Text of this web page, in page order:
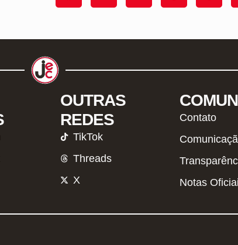
OUTRAS
REDES
TikTok
Threads
X
Contato
Notas